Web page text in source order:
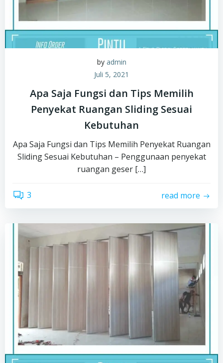
by admin
Juli 5, 2021
Apa Saja Fungsi dan Tips Memilih
Penyekat Ruangan Sliding Sesuai
Kebutuhan
Apa Saja Fungsi dan Tips Memilih Penyekat Ruangan
Sliding Sesuai Kebutuhan – Penggunaan penyekat
ruangan geser […]
3 read more